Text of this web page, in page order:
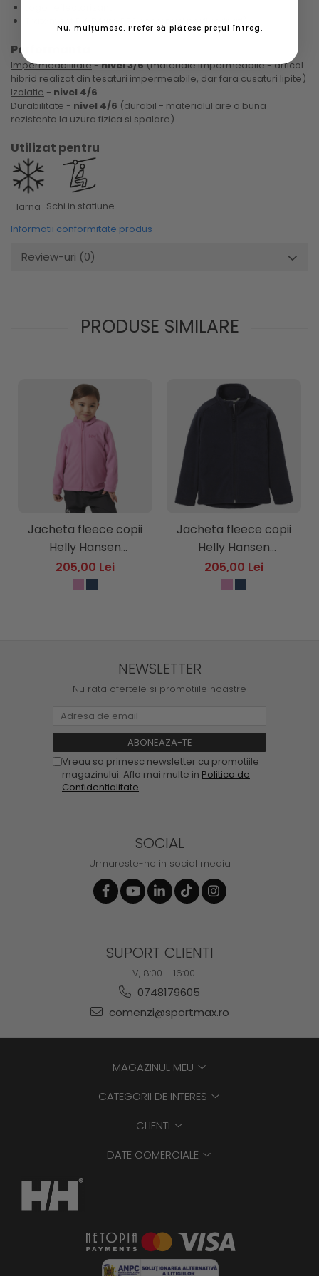
Tratament DWR fara PFC (compusi perfluorinati).
Performanta
Impermeabilitate-nivel 3/6(materiale impermeabile - articol
hibrid realizat din tesaturi impermeabile, dar fara cusaturi lipite)
Izolatie - nivel 4/6
Durabilitate - nivel 4/6 (durabil - materialul are o buna
rezistenta la uzura fizica si spalare)
Utilizat pentru
Iarna Schi in statiune
Informatii conformitate produs
Review-uri (0)
PRODUSE SIMILARE
Jacheta fleece copii
Helly Hansen
Daybreaker 2.0
Jacket
205,00 Lei
Jacheta fleece copii
Helly Hansen
Daybreaker 2.0
Jacket
205,00 Lei
NEWSLETTER
Nu rata ofertele si promotiile noastre
Vreau sa primesc newsletter cu promotiile
magazinului. Afla mai multe in Politica de
Confidentialitate
SOCIAL
Urmareste-ne in social media
SUPORT CLIENTI
L-V, 8:00 - 16:00
0748179605
comenzi@sportmax.ro
MAGAZINUL MEU
CATEGORII DE INTERES
CLIENTI
DATE COMERCIALE
Nu, mulțumesc. Prefer să plătesc prețul întreg.